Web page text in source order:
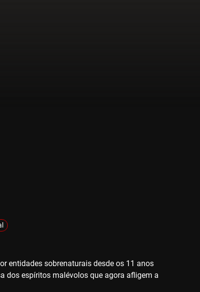
entidades sobrenaturais desde os 11 anos
dos espíritos malévolos que agora afligem a